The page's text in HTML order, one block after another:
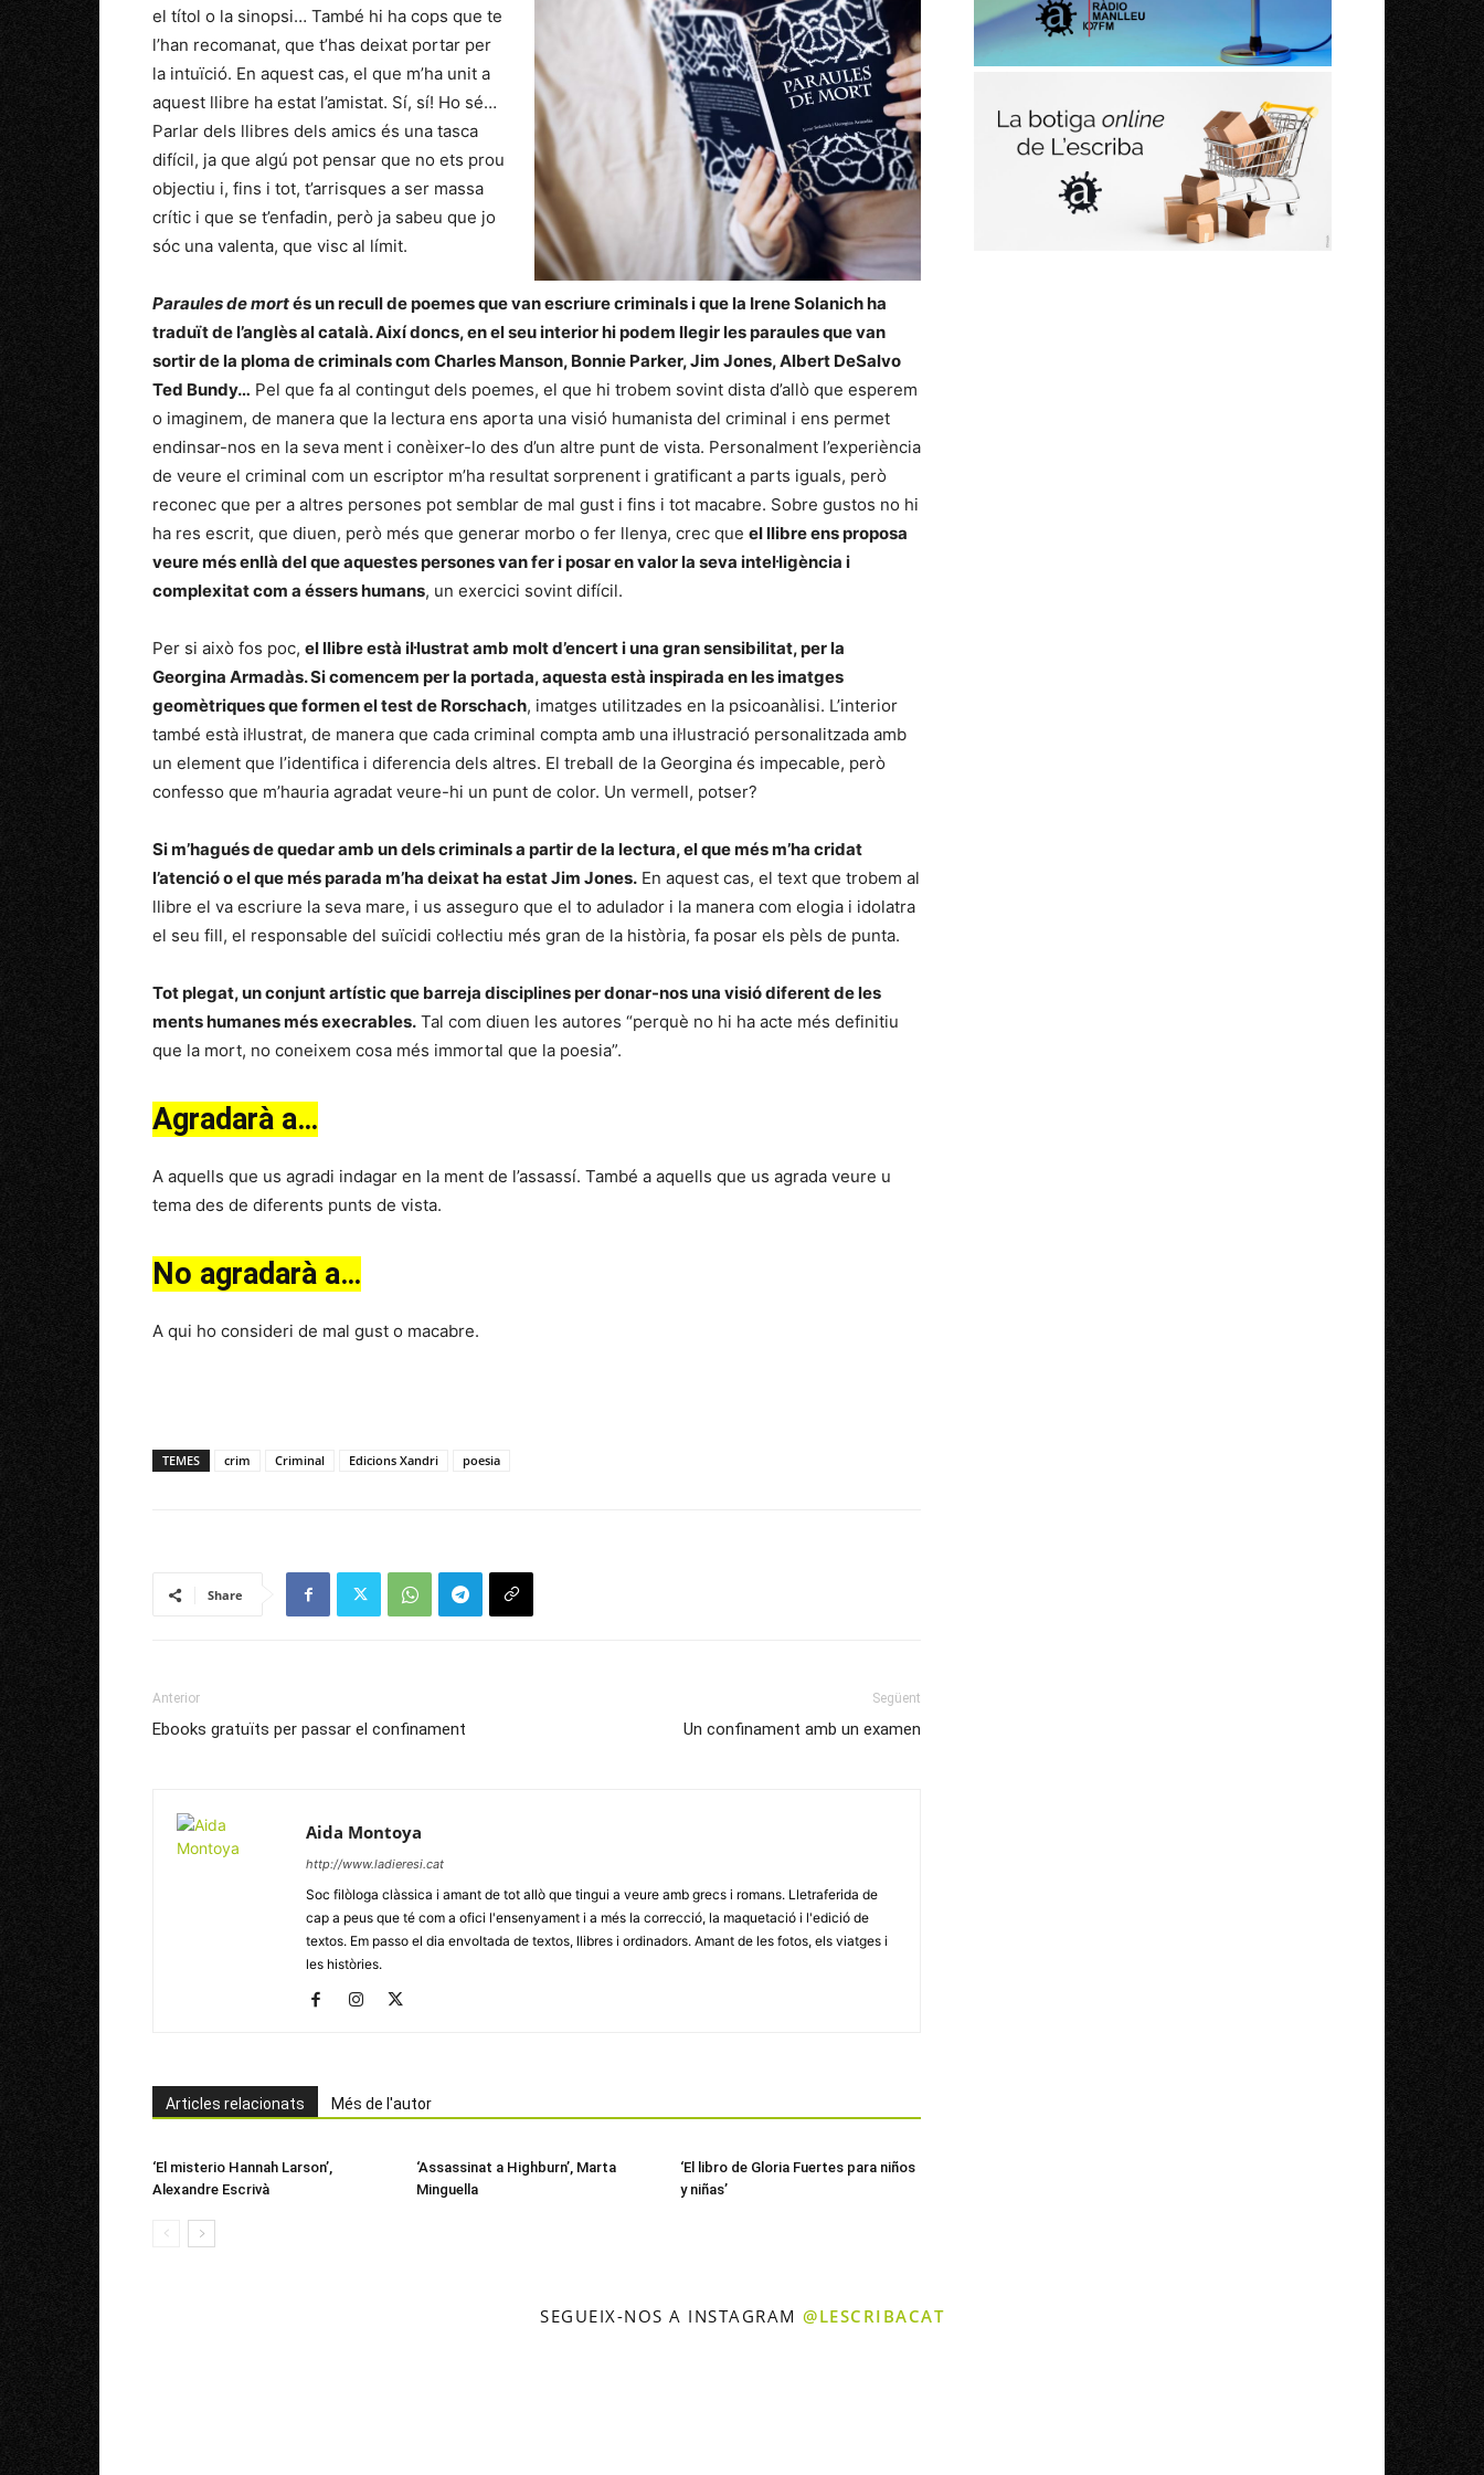
el títol o la sinopsi… També hi ha cops que te
l’han recomanat, que t’has deixat portar per
la intuïció. En aquest cas, el que m’ha unit a
aquest llibre ha estat l’amistat. Sí, sí! Ho sé…
Parlar dels llibres dels amics és una tasca
difícil, ja que algú pot pensar que no ets prou
objectiu i, fins i tot, t’arrisques a ser massa
crític i que se t’enfadin, però ja sabeu que jo
sóc una valenta, que visc al límit.
Paraules de mortés un recull de poemes que van escriure criminals i que la Irene Solanich ha
traduït de l’anglès al català. Així doncs, en el seu interior hi podem llegir les paraules que van
sortir de la ploma de criminals com Charles Manson, Bonnie Parker, Jim Jones, Albert DeSalvo
Ted Bundy… Pel que fa al contingut dels poemes, el que hi trobem sovint dista d’allò que esperem
o imaginem, de manera que la lectura ens aporta una visió humanista del criminal i ens permet
endinsar-nos en la seva ment i conèixer-lo des d’un altre punt de vista. Personalment l’experiència
de veure el criminal com un escriptor m’ha resultat sorprenent i gratificant a parts iguals, però
reconec que per a altres persones pot semblar de mal gust i fins i tot macabre. Sobre gustos no hi
ha res escrit, que diuen, però més que generar morbo o fer llenya, crec que el llibre ens proposa
veure més enllà del que aquestes persones van fer i posar en valor la seva intel·ligència i
complexitat com a éssers humans, un exercici sovint difícil.
Per si això fos poc, el llibre està il·lustrat amb molt d’encert i una gran sensibilitat, per la
Georgina Armadàs. Si comencem per la portada, aquesta està inspirada en les imatges
geomètriques que formen el test de Rorschach, imatges utilitzades en la psicoanàlisi. L’interior
també està il·lustrat, de manera que cada criminal compta amb una il·lustració personalitzada amb
un element que l’identifica i diferencia dels altres. El treball de la Georgina és impecable, però
confesso que m’hauria agradat veure-hi un punt de color. Un vermell, potser?
Si m’hagués de quedar amb un dels criminals a partir de la lectura, el que més m’ha cridat
l’atenció o el que més parada m’ha deixat ha estat Jim Jones. En aquest cas, el text que trobem al
llibre el va escriure la seva mare, i us asseguro que el to adulador i la manera com elogia i idolatra
el seu fill, el responsable del suïcidi col·lectiu més gran de la història, fa posar els pèls de punta.
Tot plegat, un conjunt artístic que barreja disciplines per donar-nos una visió diferent de les
ments humanes més execrables. Tal com diuen les autores “perquè no hi ha acte més definitiu
que la mort, no coneixem cosa més immortal que la poesia”.
Agradarà a…
A aquells que us agradi indagar en la ment de l’assassí. També a aquells que us agrada veure u
tema des de diferents punts de vista.
No agradarà a…
A qui ho consideri de mal gust o macabre.
TEMES crim Criminal Edicions Xandri poesia
Share
Anterior
Ebooks gratuïts per passar el confinament
Següent
Un confinament amb un examen
Aida Montoya
http://www.ladieresi.cat
Soc filòloga clàssica i amant de tot allò que tingui a veure amb grecs i romans. Lletraferida de
cap a peus que té com a ofici l'ensenyament i a més la correcció, la maquetació i l'edició de
textos. Em passo el dia envoltada de textos, llibres i ordinadors. Amant de les fotos, els viatges i
les històries.
Articles relacionats Més de l'autor
‘El misterio Hannah Larson’,
Alexandre Escrivà
‘Assassinat a Highburn’, Marta
Minguella
‘El libro de Gloria Fuertes para niños
y niñas’
SEGUEIX-NOS A INSTAGRAM @LESCRIBACAT